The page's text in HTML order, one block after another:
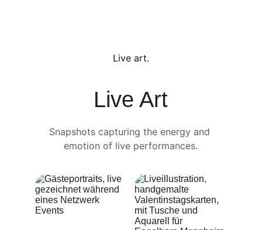
Live art.
Live Art
Snapshots capturing the energy and
emotion of live performances.